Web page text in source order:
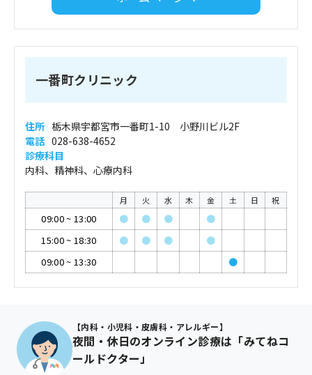
一番町クリニック
住所 栃木県宇都宮市一番町1-10 小野川ビル2F
電話 028-638-4652
診療科目
内科、精神科、心療内科
月 火 水 木 金 土 日 祝
09:00~ 13:00 ● ● ●
●
15:00~ 18:30 ● ● ●
●
09:00~ 13:30 ●
【内科・小児科・皮膚科・アレルギー】
夜間・休日のオンライン診療は「みてねコ
ールドクター」